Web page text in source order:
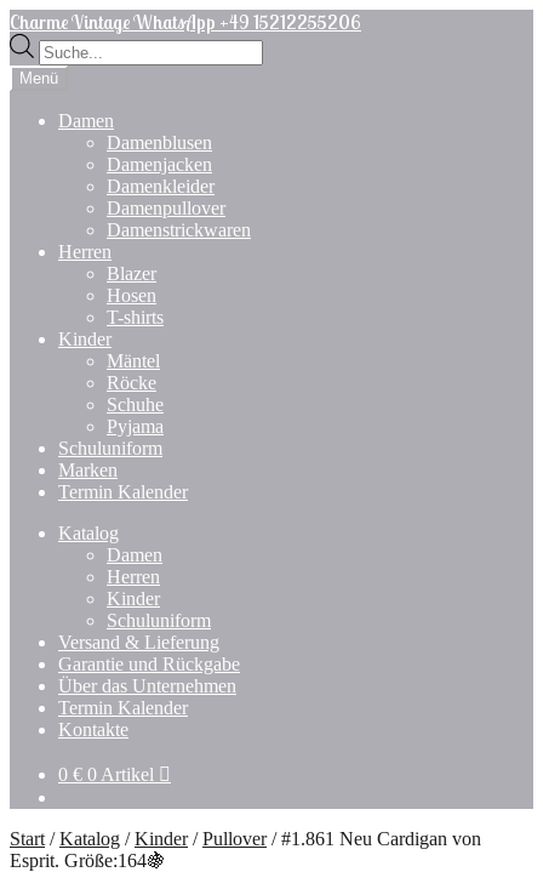
Zur
Navigation
springen
Zum
Inhalt
springen
Charme Vintage WhatsApp +49 15212255206
Products
search
Menü
Damen
Damenblusen
Damenjacken
Damenkleider
Damenpullover
Damenstrickwaren
Herren
Blazer
Hosen
T-shirts
Kinder
Mäntel
Röcke
Schuhe
Pyjama
Schuluniform
Marken
Termin Kalender
Katalog
Damen
Herren
Kinder
Schuluniform
Versand & Lieferung
Garantie und Rückgabe
Über das Unternehmen
Termin Kalender
Kontakte
0 € 0 Artikel
Start /Katalog /Kinder/Pullover/#1.861 Neu Cardigan von
Esprit. Größe:164🍇